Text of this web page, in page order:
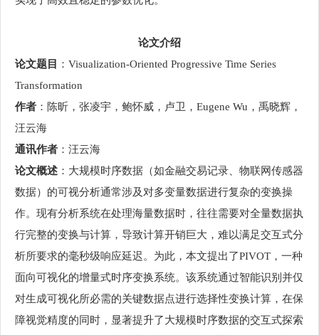
论文介绍
论文题目
：Visualization-Oriented Progressive Time Series
Transformation
作者 ：陈昕，张凌宇，鲍怀威，卢卫，Eugene Wu，禹晓辉，
汪云海
通讯作者 ：汪云海
论文概述 ：大规模时序数据（如金融交易记录、物联网传感器
数据）的可视分析通常涉及对多变量数据进行复杂的变换操
作。现有分析系统在处理海量数据时，往往需要对全量数据执
行完整的变换与计算，导致计算开销巨大，难以满足交互式分
析所要求的毫秒级响应延迟。为此，本文提出了PIVOT，一种
面向可视化的增量式时序变换系统。该系统通过智能识别并仅
对生成可视化所必需的关键数据点进行选择性变换计算，在保
障视觉精度的同时，显著提升了大规模时序数据的交互式探索